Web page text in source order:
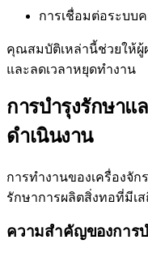
การเชื่อมต่อระบบ
คุณสมบัติเหล่านี้ช่วยให้ผู้
และลดเวลาหยุดทำงาน
การบำรุงรักษาแ
ดำเนินงาน
การทำงานของเครื่องจัก
รักษาการผลิตสิ่งทอที่มีเ
ความสำคัญของการ